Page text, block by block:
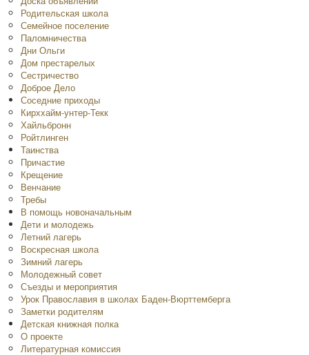
Родительская школа
Семейное поселение
Паломничества
Дни Ольги
Дом престарелых
Сестричество
Доброе Дело
Соседние приходы
Кирххайм-унтер-Текк
Хайльбронн
Ройтлинген
Таинства
Причастие
Крещение
Венчание
Требы
В помощь новоначальным
Дети и молодежь
Летний лагерь
Воскресная школа
Зимний лагерь
Молодежный совет
Съезды и мероприятия
Урок Православия в школах Баден-Вюрттемберга
Заметки родителям
Детская книжная полка
O проекте
Литературная комиссия